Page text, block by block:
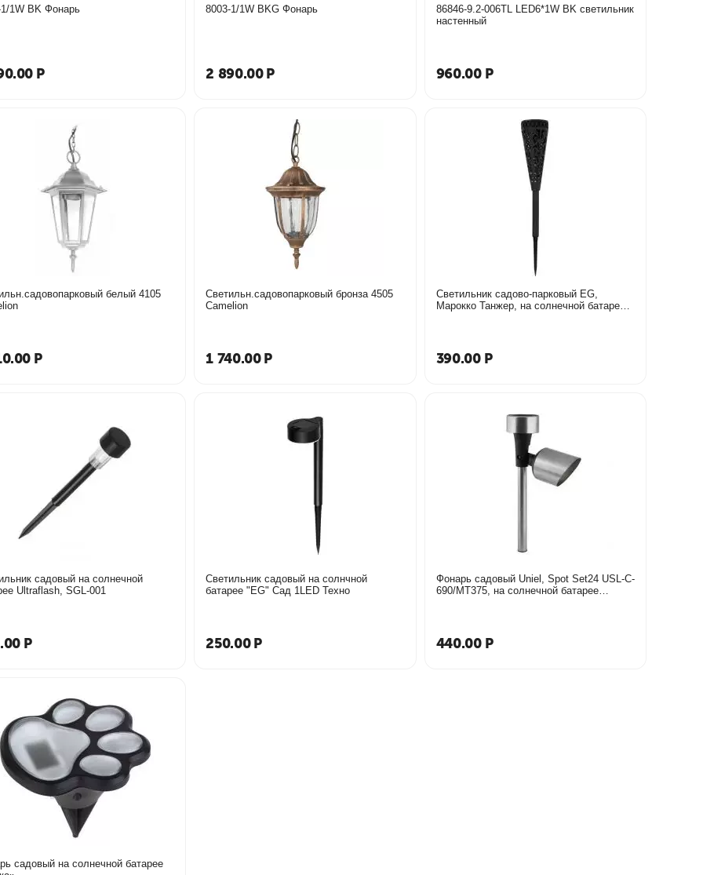
1W BK Фонарь
Р
8003-1/1W BKG Фонарь
2 890.00 Р
86846-9.2-006TL LED6*1W BK светильник
настенный
960.00 Р
белый 4105
Р
Светильн.садовопарковый бронза 4505
Camelion
1 740.00 Р
Светильник садово-парковый EG,
Марокко Танжер, на солнечной батарее
390.00 Р
садовый на солнечной
Ultraflash, SGL-001
Р
Светильник садовый на солнчной
батарее "EG" Сад 1LED Техно
250.00 Р
Фонарь садовый Uniel, Spot Set24 USL-C-
690/MT375, на солнечной батарее
440.00 Р
садовый на солнечной батарее